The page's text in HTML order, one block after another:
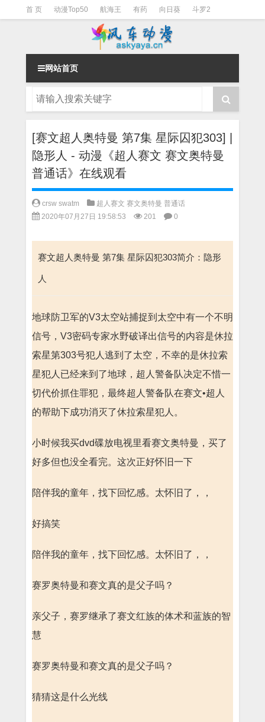
首 页 动漫Top50 航海王 有药 向日葵 斗罗2
一拳超人 柯南 阴阳师
网站首页
[赛文超人奥特曼 第7集 星际囚犯303] |
隐形人 - 动漫《超人赛文 赛文奥特曼
普通话》在线观看
crsw swatm
超人赛文 赛文奥特曼 普通话
2020年07月27日 19:58:53
201 0
赛文超人奥特曼 第7集 星际囚犯303简介：隐形
人
地球防卫军的V3太空站捕捉到太空中有一个不明
信号，V3密码专家水野破译出信号的内容是休拉
索星第303号犯人逃到了太空，不幸的是休拉索
星犯人已经来到了地球，超人警备队决定不惜一
切代价抓住罪犯，最终超人警备队在赛文•超人
的帮助下成功消灭了休拉索星犯人。
小时候我买dvd碟放电视里看赛文奥特曼，买了
好多但也没全看完。这次正好怀旧一下
陪伴我的童年，找下回忆感。太怀旧了，，
好搞笑
陪伴我的童年，找下回忆感。太怀旧了，，
赛罗奥特曼和赛文真的是父子吗？
亲父子，赛罗继承了赛文红族的体术和蓝族的智
慧
赛罗奥特曼和赛文真的是父子吗？
猜猜这是什么光线